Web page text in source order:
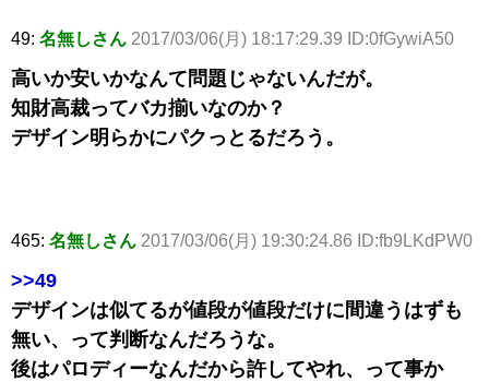
49: 名無しさん 2017/03/06(月) 18:17:29.39 ID:0fGywiA50
高いか安いかなんて問題じゃないんだが。
知財高裁ってバカ揃いなのか？
デザイン明らかにパクっとるだろう。
465: 名無しさん 2017/03/06(月) 19:30:24.86 ID:fb9LKdPW0
>>49
デザインは似てるが値段が値段だけに間違うはずも
無い、って判断なんだろうな。
後はパロディーなんだから許してやれ、って事か